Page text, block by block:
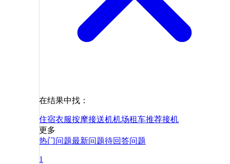
在结果中找：
住宿衣服按摩接送机机场租车推荐接机
更多
热门问题最新问题待回答问题
1